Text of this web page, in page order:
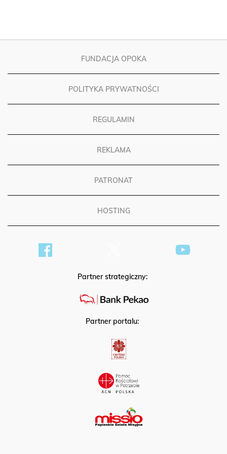
FUNDACJA OPOKA
POLITYKA PRYWATNOŚCI
REGULAMIN
REKLAMA
PATRONAT
HOSTING
Partner strategiczny:
Partner portalu: